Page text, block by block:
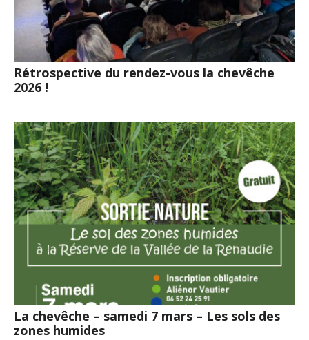
Rétrospective du rendez-vous la chevêche
2026 !
La chevêche – samedi 7 mars – Les sols des
zones humides